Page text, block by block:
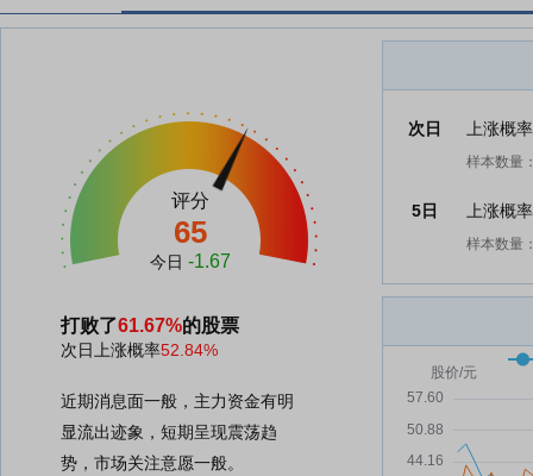
评分
65
今日 -1.67
打败了61.67%的股票
次日上涨概率52.84%
近期消息面一般，主力资金有明
显流出迹象，短期呈现震荡趋
势，市场关注意愿一般。
次日 上涨概
样本数量
5日 上涨概
样本数量